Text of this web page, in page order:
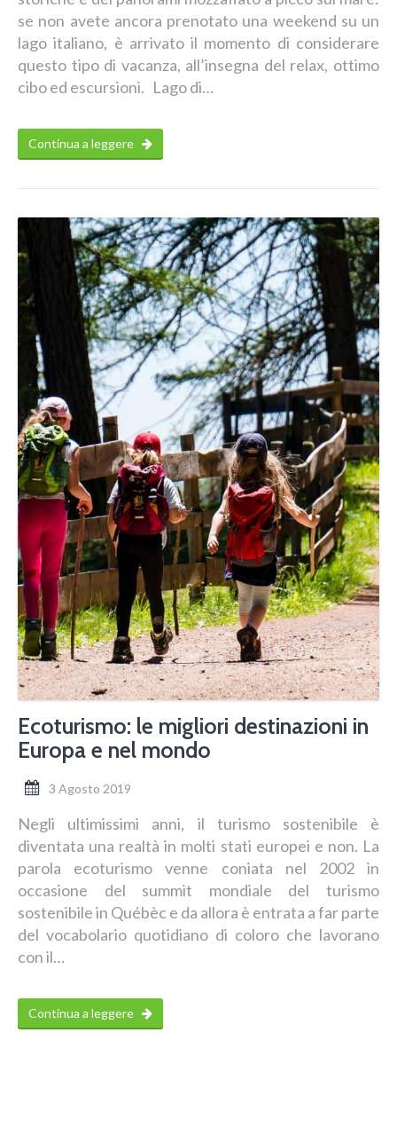
se non avete ancora prenotato una weekend su un
lago italiano, è arrivato il momento di considerare
questo tipo di vacanza, all’insegna del relax, ottimo
cibo ed escursioni. Lago di…
Continua a leggere
Ecoturismo: le migliori destinazioni in
Europa e nel mondo
3 Agosto 2019
Negli ultimissimi anni, il turismo sostenibile è
diventata una realtà in molti stati europei e non. La
parola ecoturismo venne coniata nel 2002 in
occasione del summit mondiale del turismo
sostenibile in Québèc e da allora è entrata a far parte
del vocabolario quotidiano di coloro che lavorano
con il…
Continua a leggere